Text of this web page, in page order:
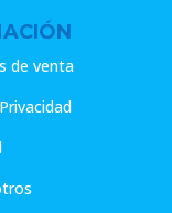
de venta